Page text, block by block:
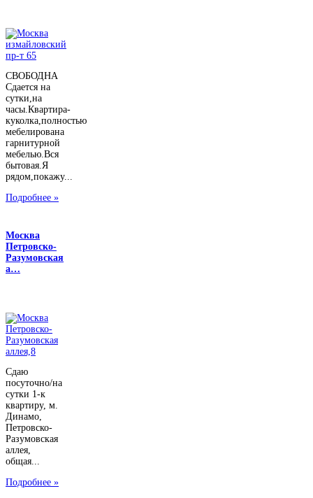
СВОБОДНА
Сдается на
сутки,на
часы.Квартира-
куколка,полностью
мебелирована
гарнитурной
мебелью.Вся
бытовая.Я
рядом,покажу...
Подробнее »
Москва
Петровско-
Разумовская
а…
Сдаю
посуточно/на
сутки 1-к
квартиру, м.
Динамо,
Петровско-
Разумовская
аллея,
общая...
Подробнее »